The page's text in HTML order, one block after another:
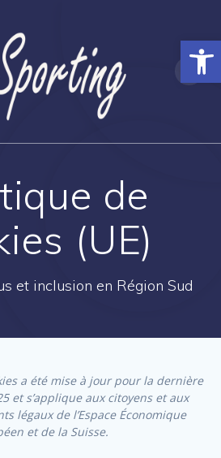
Ouvrir
de
(UE)
et inclusion en Région Sud
a été mise à jour pour la dernière
et s’applique aux citoyens et aux
légaux de l’Espace Économique
et de la Suisse.